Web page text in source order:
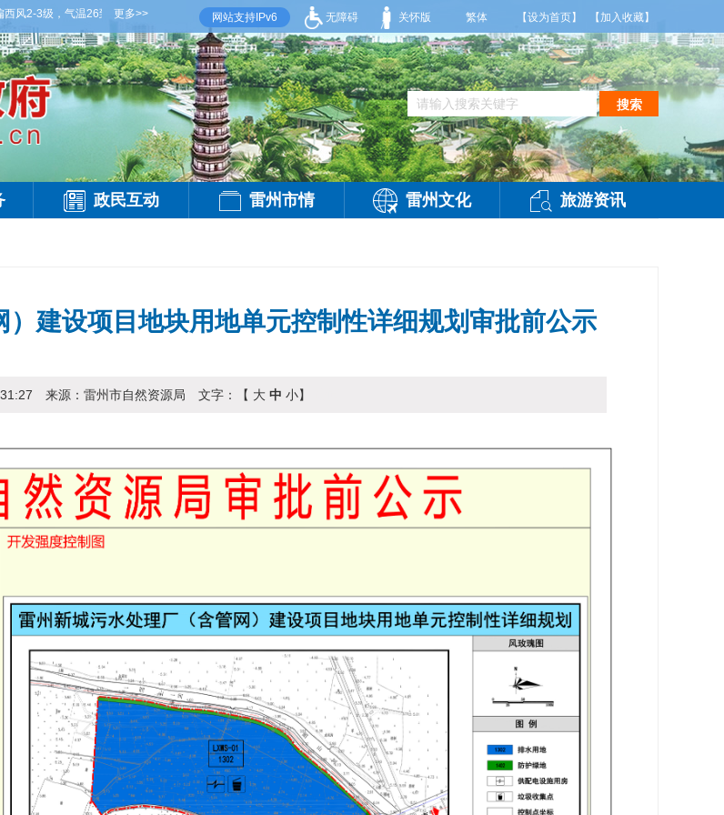
2-3级，气温26到35度，相对湿度70%到95%。雷州市气象台2026年08月07日傍晚发布 【雷州晚间天气】今晚到明天白天，多云，局部有雷阵
更多>> 网站支持IPv6 无障碍 关怀版 繁体 【设为首页】 【加入收藏】
搜索
政民互动 雷州市情 雷州文化 旅游资讯
建设项目地块用地单元控制性详细规划审批前公示
来源： 雷州市自然资源局 文字：【 大 中 小】